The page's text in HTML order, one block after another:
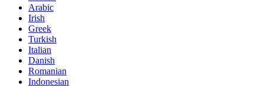
Arabic
Irish
Greek
Turkish
Italian
Danish
Romanian
Indonesian